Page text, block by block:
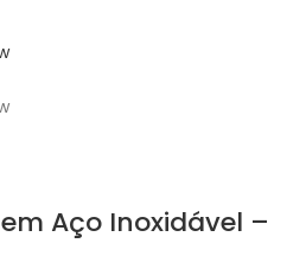
Aço Inoxidável –